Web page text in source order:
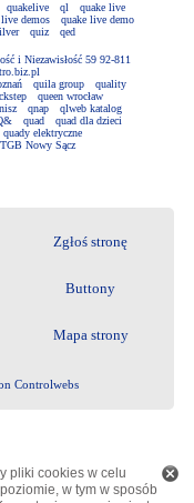
quakelive ql
quake live
live demos
quake live demo
quiz qed
i Niezawisłość 59 92-811
quila group
quality
queen wrocław
qnap
qlweb katalog
quad
quad dla dzieci
quady elektryczne
Nowy Sącz
Zgłoś stronę
Buttony
Mapa strony
Controlwebs
pliki cookies w celu
w tym w sposób